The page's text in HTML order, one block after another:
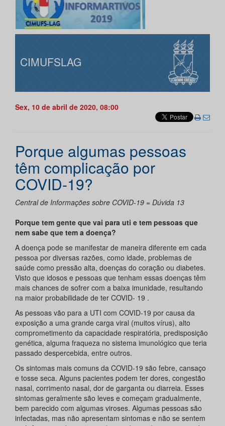
CIMUFSLAG
Sex, 10 de abril de 2020, 08:00
Porque algumas pessoas
têm complicação por
COVID-19?
Central de Informações sobre COVID-19 = Dúvida 13
Porque tem gente que vai para uti e tem pessoas que
nem sabe que tem a doença?
A doença pode se manifestar de maneira diferente em cada
pessoa por diversas razões, como idade, problemas de
saúde como pressão alta, doenças do coração ou diabetes.
Visto que idosos e pessoas que tenham essas doenças têm
mais chances de sofrer com a baixa imunidade, resultando
na maior probabilidade de ter COVID- 19 .
As pessoas vão para a UTI com COVID-19 por causa da
exposição a uma grande carga viral (muitos vírus), alto
comprometimento da capacidade respiratória, predisposição
genética, alguma fraqueza no sistema imunológico que teria
passado despercebida, entre outros.
Os sintomas mais comuns da COVID-19 são febre, cansaço
e tosse seca. Alguns pacientes podem ter dores, congestão
nasal, corrimento nasal, dor de garganta ou diarreia. Esses
sintomas geralmente são leves e começam gradualmente,
bem parecido com algumas viroses. Algumas pessoas são
infectadas, mas não apresentam sintomas e não se sentem